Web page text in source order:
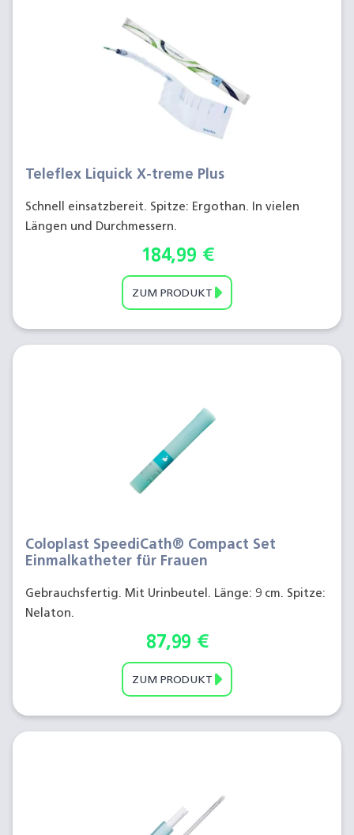
Teleflex Liquick X-treme Plus
Schnell einsatzbereit. Spitze: Ergothan. In vielen
Längen und Durchmessern.
184,99 €
ZUM PRODUKT
Coloplast SpeediCath® Compact Set
Einmalkatheter für Frauen
Gebrauchsfertig. Mit Urinbeutel. Länge: 9 cm. Spitze:
Nelaton.
87,99 €
ZUM PRODUKT